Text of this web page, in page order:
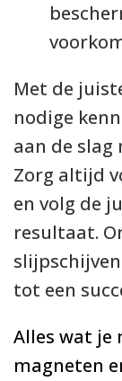
Met de
nodige
aan de
Zorg altijd
en volg de
resultaat.
tot een
Alles wat je
magneten